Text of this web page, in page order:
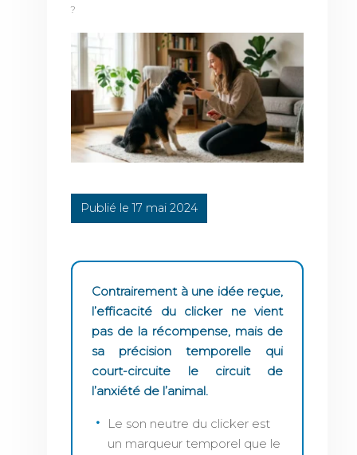
?
Publié le 17 mai 2024
Contrairement à une idée reçue,
l’efficacité du clicker ne vient
pas de la récompense, mais de
sa précision temporelle qui
court-circuite le circuit de
l’anxiété de l’animal.
Le son neutre du clicker est
un marqueur temporel que le